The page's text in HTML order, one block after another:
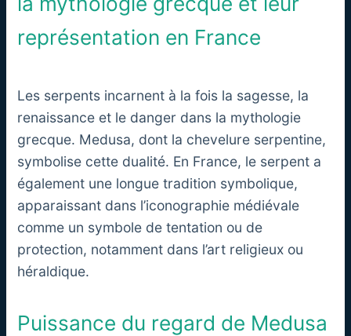
représentation en France
Les serpents incarnent à la fois la sagesse, la
renaissance et le danger dans la mythologie
grecque. Medusa, dont la chevelure serpentine,
symbolise cette dualité. En France, le serpent a
également une longue tradition symbolique,
apparaissant dans l’iconographie médiévale
comme un symbole de tentation ou de
protection, notamment dans l’art religieux ou
héraldique.
Puissance du regard de Medusa